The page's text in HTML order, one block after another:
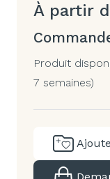
À partir
Produit
7 semaines)